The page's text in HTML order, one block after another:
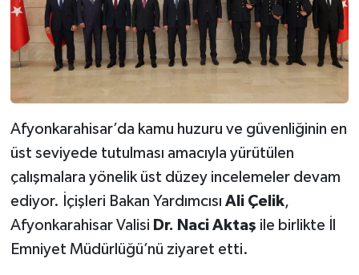
Afyonkarahisar’da kamu huzuru ve güvenliğinin en
üst seviyede tutulması amacıyla yürütülen
çalışmalara yönelik üst düzey incelemeler devam
ediyor. İçişleri Bakan Yardımcısı Ali Çelik,
Afyonkarahisar Valisi Dr. Naci Aktaş ile birlikte İl
Emniyet Müdürlüğü’nü ziyaret etti.